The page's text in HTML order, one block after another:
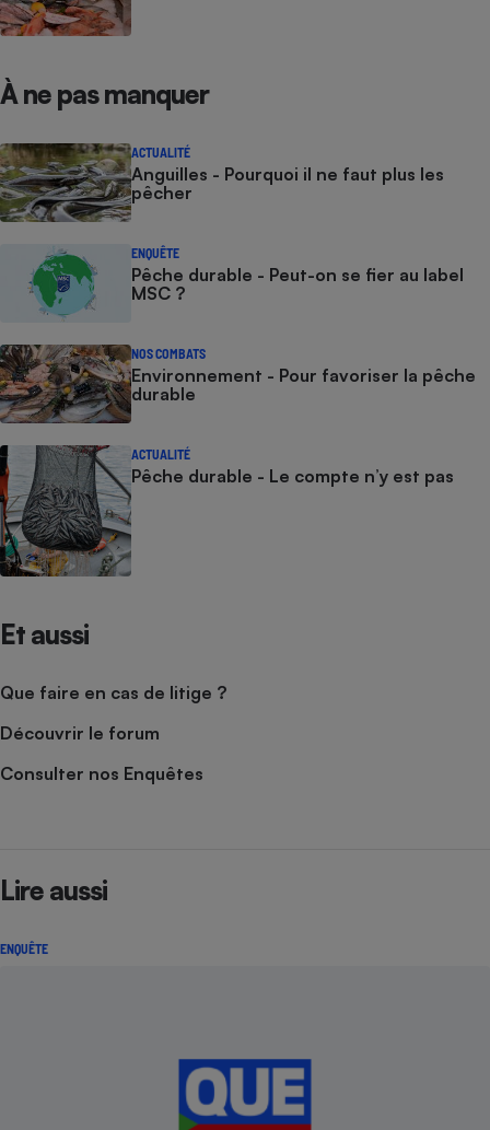
À ne pas manquer
ACTUALITÉ
Anguilles - Pourquoi il ne faut plus les
pêcher
ENQUÊTE
Pêche durable - Peut-on se fier au label
MSC ?
NOS COMBATS
Environnement - Pour favoriser la pêche
durable
ACTUALITÉ
Pêche durable - Le compte n’y est pas
Et aussi
Que faire en cas de litige ?
Découvrir le forum
Consulter nos Enquêtes
Lire aussi
ENQUÊTE
Robot ménager